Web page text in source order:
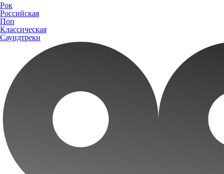
Рок
Российская
Поп
Классическая
Саундтреки